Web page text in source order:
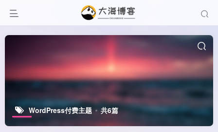
WordPress付费主题 共6篇